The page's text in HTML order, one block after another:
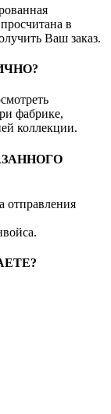
в
Ваш заказ.
фабрике,
коллекции.
отправления